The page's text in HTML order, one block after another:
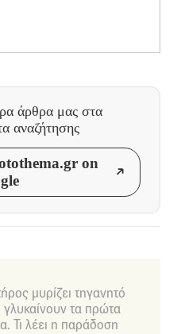
άρθρα μας στα
αναζήτησης
on
μυρίζει τηγανητό
γλυκαίνουν τα πρώτα
Τι λέει η παράδοση